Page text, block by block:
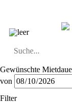
leer
DirndlDirndl
Dirndl Mittel
Gewünschte
von
Filter